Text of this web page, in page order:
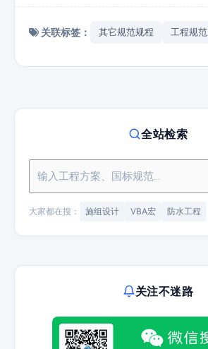
关联标签： 其它规范规程 工程规范
全站检索
大家都在搜： 施组设计 VBA宏 防水工程
关注不迷路